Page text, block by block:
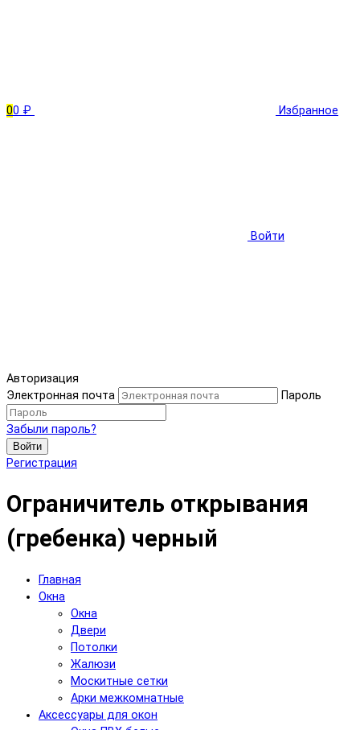
00 ₽ Избранное
Войти
Авторизация
Электронная почта
Пароль
Забыли пароль?
Войти
Регистрация
Ограничитель открывания
(гребенка) черный
Главная
Окна
Окна
Двери
Потолки
Жалюзи
Москитные сетки
Арки межкомнатные
Аксессуары для окон